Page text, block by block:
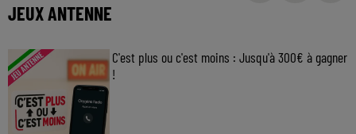
JEUX ANTENNE
C'est plus ou c'est moins : Jusqu'à 300€ à gagner
!